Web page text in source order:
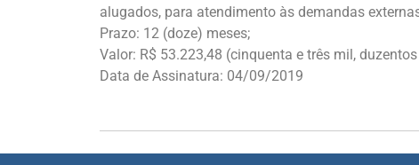
alugados, para atendimento às demandas
Prazo: 12 (doze) meses;
Valor: R$ 53.223,48 (cinquenta e três mil,
Data de Assinatura: 04/09/2019